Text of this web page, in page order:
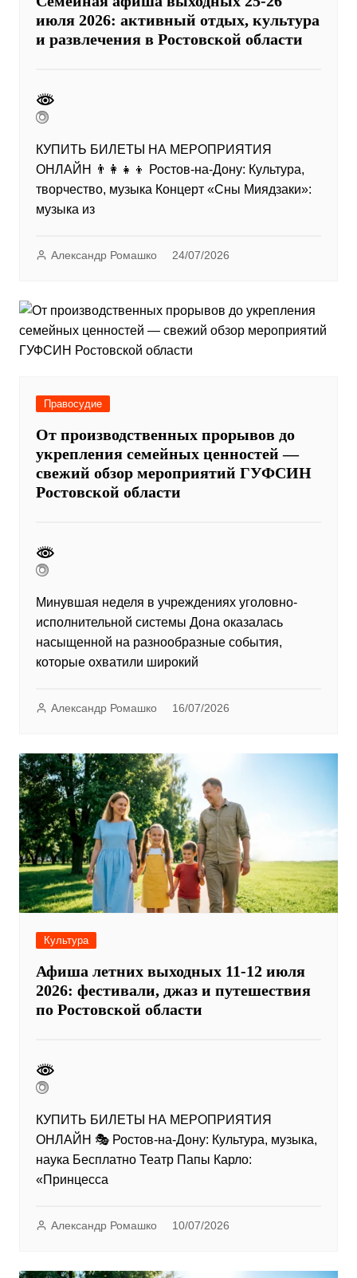
июля 2026: активный отдых, культура
и развлечения в Ростовской области
КУПИТЬ БИЛЕТЫ НА МЕРОПРИЯТИЯ
ОНЛАЙН 👨‍👩‍👧‍👦 Ростов-на-Дону: Культура,
творчество, музыка Концерт «Сны Миядзаки»:
музыка из
Александр Ромашко 24/07/2026
Правосудие
От производственных прорывов до
укрепления семейных ценностей —
свежий обзор мероприятий ГУФСИН
Ростовской области
Минувшая неделя в учреждениях уголовно-
исполнительной системы Дона оказалась
насыщенной на разнообразные события,
которые охватили широкий
Александр Ромашко 16/07/2026
Культура
Афиша летних выходных 11-12 июля
2026: фестивали, джаз и путешествия
по Ростовской области
КУПИТЬ БИЛЕТЫ НА МЕРОПРИЯТИЯ
ОНЛАЙН 🎭 Ростов-на-Дону: Культура, музыка,
наука Бесплатно Театр Папы Карло:
«Принцесса
Александр Ромашко 10/07/2026